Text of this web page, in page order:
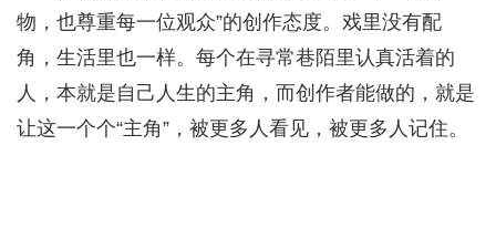
物，也尊重每一位观众”的创作态度。戏里没有配
角，生活里也一样。每个在寻常巷陌里认真活着的
人，本就是自己人生的主角，而创作者能做的，就是
让这一个个“主角”，被更多人看见，被更多人记住。